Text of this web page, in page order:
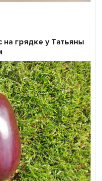
грядке у Татьяны